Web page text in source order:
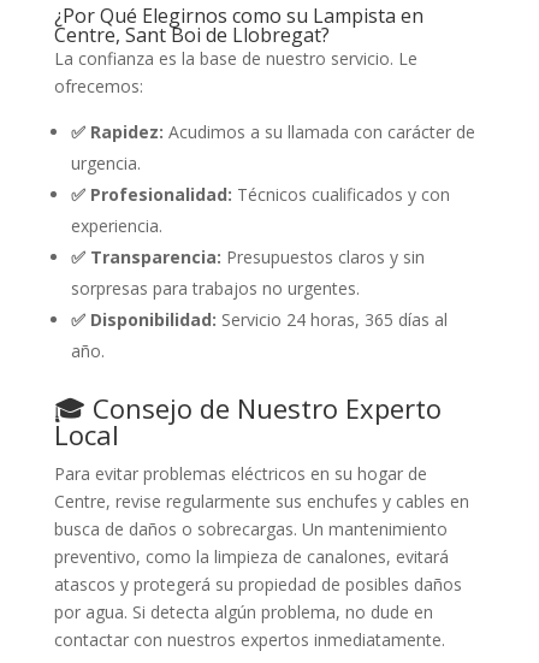
¿Por Qué Elegirnos como su Lampista en
Centre, Sant Boi de Llobregat?
La confianza es la base de nuestro servicio. Le
ofrecemos:
✅ Rapidez: Acudimos a su llamada con carácter de
urgencia.
✅ Profesionalidad: Técnicos cualificados y con
experiencia.
✅ Transparencia: Presupuestos claros y sin
sorpresas para trabajos no urgentes.
✅ Disponibilidad: Servicio 24 horas, 365 días al
año.
🎓 Consejo de Nuestro Experto
Local
Para evitar problemas eléctricos en su hogar de
Centre, revise regularmente sus enchufes y cables en
busca de daños o sobrecargas. Un mantenimiento
preventivo, como la limpieza de canalones, evitará
atascos y protegerá su propiedad de posibles daños
por agua. Si detecta algún problema, no dude en
contactar con nuestros expertos inmediatamente.